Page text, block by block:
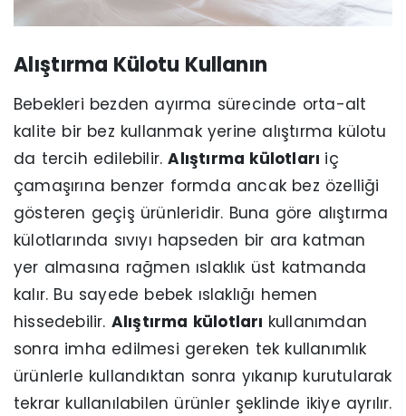
Alıştırma Külotu Kullanın
Bebekleri bezden ayırma sürecinde orta-alt
kalite bir bez kullanmak yerine alıştırma külotu
da tercih edilebilir.Alıştırma külotları iç
çamaşırına benzer formda ancak bez özelliği
gösteren geçiş ürünleridir. Buna göre alıştırma
külotlarında sıvıyı hapseden bir ara katman
yer almasına rağmen ıslaklık üst katmanda
kalır. Bu sayede bebek ıslaklığı hemen
hissedebilir. Alıştırma külotları kullanımdan
sonra imha edilmesi gereken tek kullanımlık
ürünlerle kullandıktan sonra yıkanıp kurutularak
tekrar kullanılabilen ürünler şeklinde ikiye ayrılır.